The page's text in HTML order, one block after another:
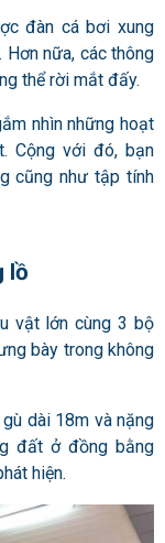
đàn cá bơi xung
Hơn nữa, các thông
thể rời mắt đấy.
nhìn những hoạt
Cộng với đó, bạn
cũng như tập tính
lồ
vật lớn cùng 3 bộ
bày trong không
dài 18m và nặng
đất ở đồng bằng
hiện.